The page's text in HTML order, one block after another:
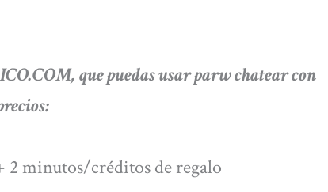
que puedas usar parw chatear con
minutos/créditos de regalo